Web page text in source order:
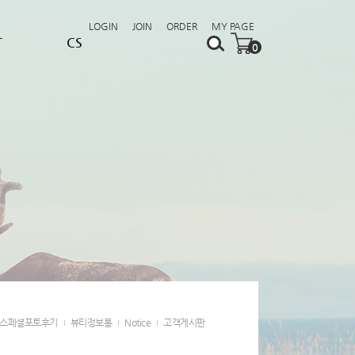
LOGIN JOIN ORDER MY PAGE
CS 0
스페셜포토후기 뷰티정보통 Notice 고객게시판